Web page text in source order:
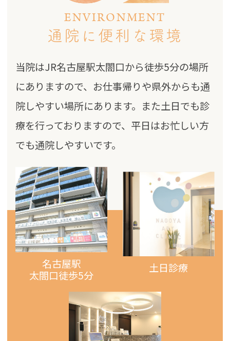
ENVIRONMENT
通院に便利な環境
当院はJR名古屋駅太閤口から徒歩5分の場所
にありますので、お仕事帰りや県外からも通
院しやすい場所にあります。また土日でも診
療を行っておりますので、平日はお忙しい方
でも通院しやすいです。
名古屋駅
太閤口徒歩5分
土日診療